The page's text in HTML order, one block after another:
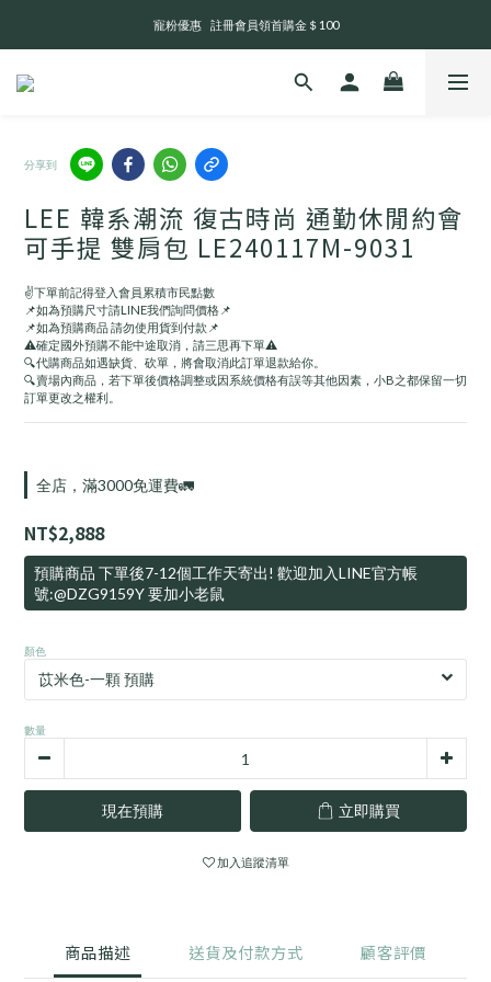
全 館 消 費 滿 三 千 免 運 費 🤘🏻
寵粉優惠    註冊會員領首購金＄100
💬 官網訊息回覆及出貨時間       週一至週日 13:00 - 21:00
分享到
LEE 韓系潮流 復古時尚 通勤休閒約會
可手提 雙肩包 LE240117M-9031
✌️下單前記得登入會員累積市民點數
📌如為預購尺寸請LINE我們詢問價格📌
📌如為預購商品 請勿使用貨到付款📌
⚠️確定國外預購不能中途取消，請三思再下單⚠️
🔍代購商品如遇缺貨、砍單，將會取消此訂單退款給你。
🔍賣場內商品，若下單後價格調整或因系統價格有誤等其他因素，小B之都保留一切
訂單更改之權利。
全店，滿3000免運費🚛
NT$2,888
預購商品 下單後7-12個工作天寄出! 歡迎加入LINE官方帳
號:@DZG9159Y 要加小老鼠
顏色
數量
現在預購 立即購買
加入追蹤清單
商品描述 送貨及付款方式 顧客評價